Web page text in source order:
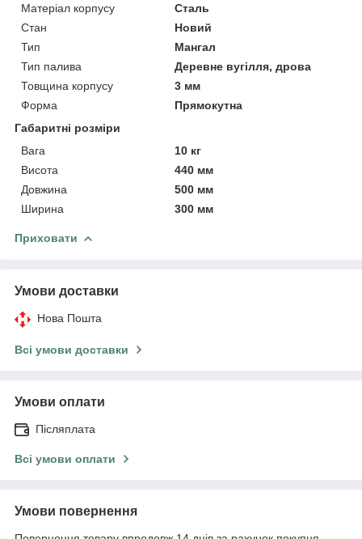
Матеріал корпусу
Сталь
Стан
Новий
Тип
Мангал
Тип палива
Деревне вугілля, дрова
Товщина корпусу
3 мм
Форма
Прямокутна
Габаритні розміри
Вага
10 кг
Висота
440 мм
Довжина
500 мм
Ширина
300 мм
Приховати
Умови доставки
Нова Пошта
Всі умови доставки
Умови оплати
Післяплата
Всі умови оплати
Умови повернення